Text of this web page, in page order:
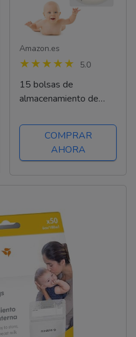
Amazon.es
5.0
15 bolsas de
almacenamiento de
esenciales para la
lactancia materna,
bolsas de congelador
COMPRAR
AHORA